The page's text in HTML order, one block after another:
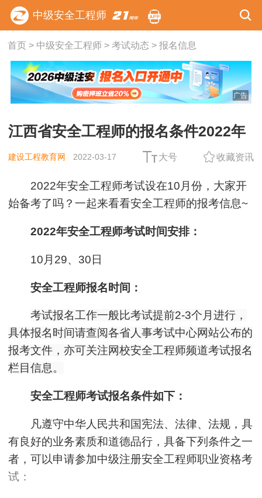
中级安全工程师
首页> 中级安全工程师> 考试动态 > 报名信息
广告
江西省安全工程师的报名条件2022年
建设工程教育网 2022-03-17 大号 收藏资讯
2022年安全工程师考试设在10月份，大家开
始备考了吗？一起来看看安全工程师的报考信息~
2022年安全工程师考试时间安排：
10月29、30日
安全工程师报名时间：
考试报名工作一般比考试提前2-3个月进行，
具体报名时间请查阅各省人事考试中心网站公布的
报考文件，亦可关注网校安全工程师频道考试报名
栏目信息。
安全工程师考试报名条件如下：
凡遵守中华人民共和国宪法、法律、法规，具
有良好的业务素质和道德品行，具备下列条件之一
者，可以申请参加中级注册安全工程师职业资格考
试：